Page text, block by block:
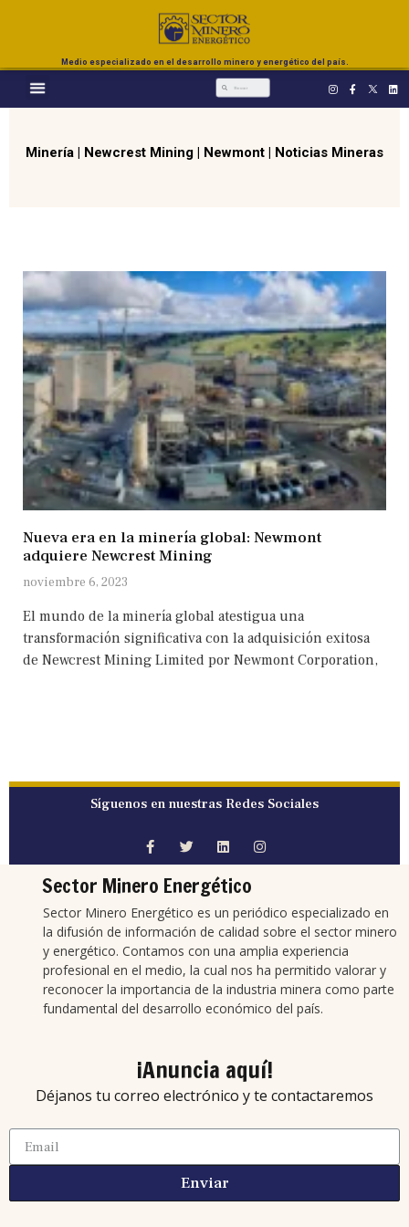
Medio especializado en el desarrollo minero y energético del país.
Minería | Newcrest Mining | Newmont | Noticias Mineras
Nueva era en la minería global: Newmont
adquiere Newcrest Mining
noviembre 6, 2023
El mundo de la minería global atestigua una
transformación significativa con la adquisición exitosa
de Newcrest Mining Limited por Newmont Corporation,
Síguenos en nuestras Redes Sociales
Sector Minero Energético
Sector Minero Energético es un periódico especializado en
la difusión de información de calidad sobre el sector minero
y energético. Contamos con una amplia experiencia
profesional en el medio, la cual nos ha permitido valorar y
reconocer la importancia de la industria minera como parte
fundamental del desarrollo económico del país.
¡Anuncia aquí!
Déjanos tu correo electrónico y te contactaremos
Enviar